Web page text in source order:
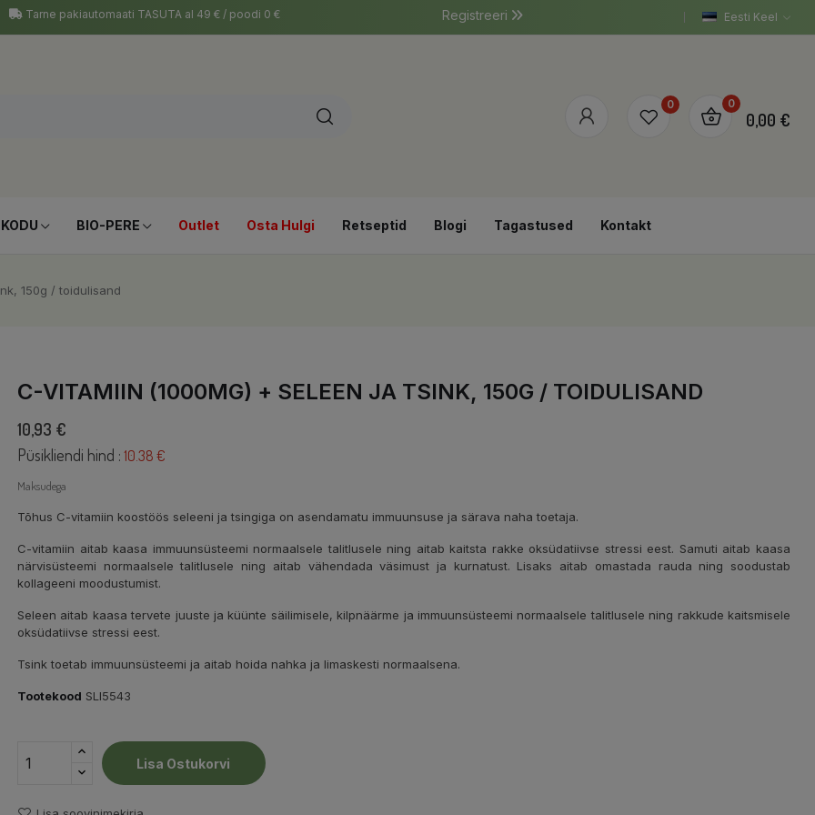
Tarne pakiautomaati TASUTA al 49 € / poodi 0 € Eesti Keel
Registreeri
0 0
0,00 €
BIO-PERE Outlet Osta Hulgi Retseptid Blogi Tagastused Kontakt
150g / toidulisand
C-VITAMIIN (1000MG) + SELEEN JA TSINK, 150G / TOIDULISAND
10,93 €
Püsikliendi hind : 10.38 €
Maksudega
Tõhus C-vitamiin koostöös seleeni ja tsingiga on asendamatu immuunsuse ja särava naha toetaja.
C-vitamiin aitab kaasa immuunsüsteemi normaalsele talitlusele ning aitab kaitsta rakke oksüdatiivse stressi eest. Samuti aitab kaasa
närvisüsteemi normaalsele talitlusele ning aitab vähendada väsimust ja kurnatust. Lisaks aitab omastada rauda ning soodustab
kollageeni moodustumist.
Seleen aitab kaasa tervete juuste ja küünte säilimisele, kilpnäärme ja immuunsüsteemi normaalsele talitlusele ning rakkude kaitsmisele
oksüdatiivse stressi eest.
Tsink toetab immuunsüsteemi ja aitab hoida nahka ja limaskesti normaalsena.
Tootekood SLI5543
Lisa Ostukorvi